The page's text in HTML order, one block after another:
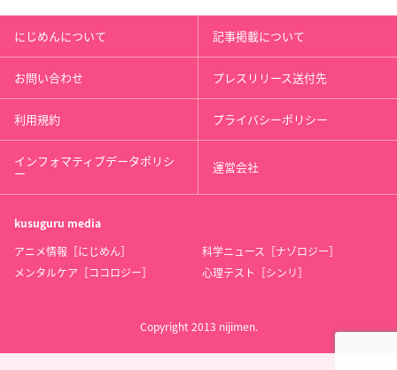
にじめんについて 記事掲載について
お問い合わせ プレスリリース送付先
利用規約 プライバシーポリシー
インフォマティブデータポリシ
ー 運営会社
kusuguru media
アニメ情報［にじめん］
科学ニュース［ナゾロジー］
メンタルケア［ココロジー］
心理テスト［シンリ］
Copyright 2013 nijimen.